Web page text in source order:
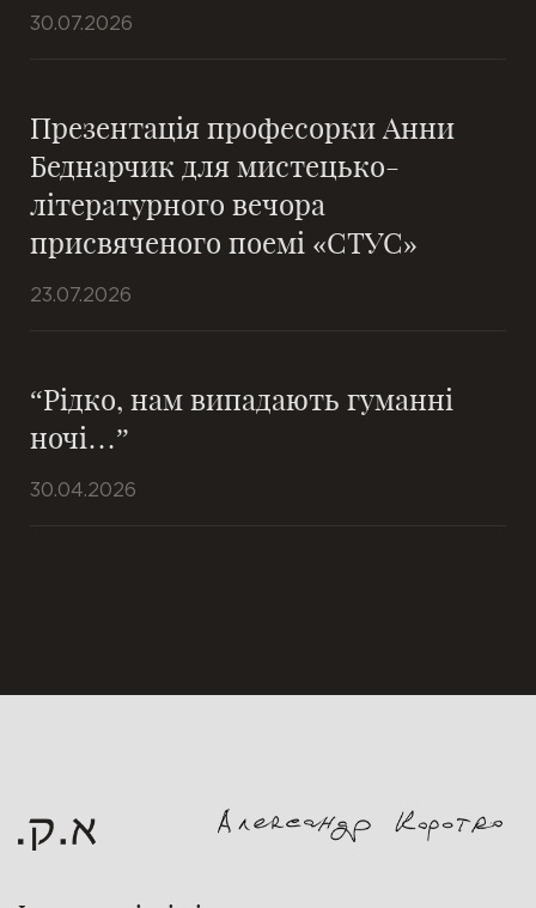
30.07.2026
Презентація професорки Анни
Беднарчик для мистецько-
літературного вечора
присвяченого поемі «СТУС»
23.07.2026
“Рідко, нам випадають гуманні
ночі…”
30.04.2026